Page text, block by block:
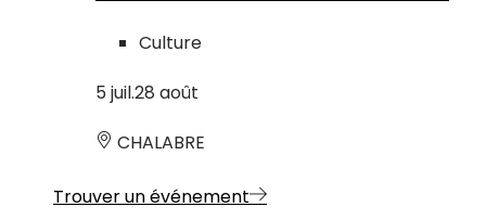
Culture
5 juil.28 août
CHALABRE
Trouver un événement